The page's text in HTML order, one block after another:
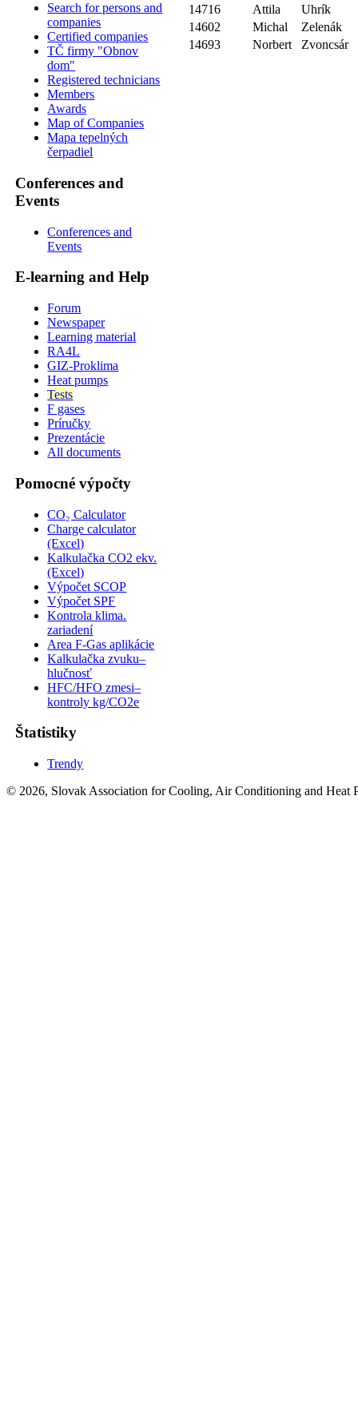
Search for persons and
companies
Certified companies
TČ firmy "Obnov
dom"
Registered technicians
Members
Awards
Map of Companies
Mapa tepelných
čerpadiel
Conferences and
Events
Conferences and
Events
E-learning and Help
Forum
Newspaper
Learning material
RA4L
GIZ-Proklima
Heat pumps
Tests
F gases
Príručky
Prezentácie
All documents
Pomocné výpočty
CO₂ Calculator
Charge calculator
(Excel)
Kalkulačka CO2 ekv.
(Excel)
Výpočet SCOP
Výpočet SPF
Kontrola klima.
zariadení
Area F-Gas aplikácie
Kalkulačka zvuku–
hlučnosť
HFC/HFO zmesi–
kontroly kg/CO2e
Štatistiky
Trendy
14716
Attila
Uhrík
14602
Michal
Zelenák
14693
Norbert Zvoncsár
© 2026, Slovak Association for Cooling, Air Conditioning and Heat